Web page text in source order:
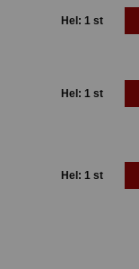
Hel: 1 st
Hel: 1 st
Hel: 1 st